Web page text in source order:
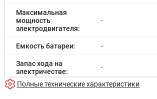
Максимальная
мощность
электродвигателя:
-
Емкость батареи: -
Запас хода на
электричестве:
-
Время зарядки: -
Полные технические характеристики